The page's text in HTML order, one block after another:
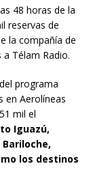
48 horas de la
reservas de
la compañía de
Télam Radio.
programa
en Aerolíneas
mil el
Iguazú,
los destinos